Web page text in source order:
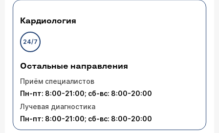
Кардиология
24/7
Остальные направления
Приём специалистов
Пн-пт: 8:00-21:00; сб-вс: 8:00-20:00
Лучевая диагностика
Пн-пт: 8:00-21:00; сб-вс: 8:00-20:00